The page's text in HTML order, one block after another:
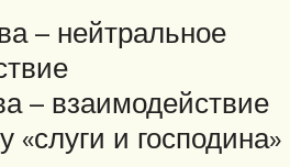
– нейтральное
– взаимодействие
«слуги и господина»